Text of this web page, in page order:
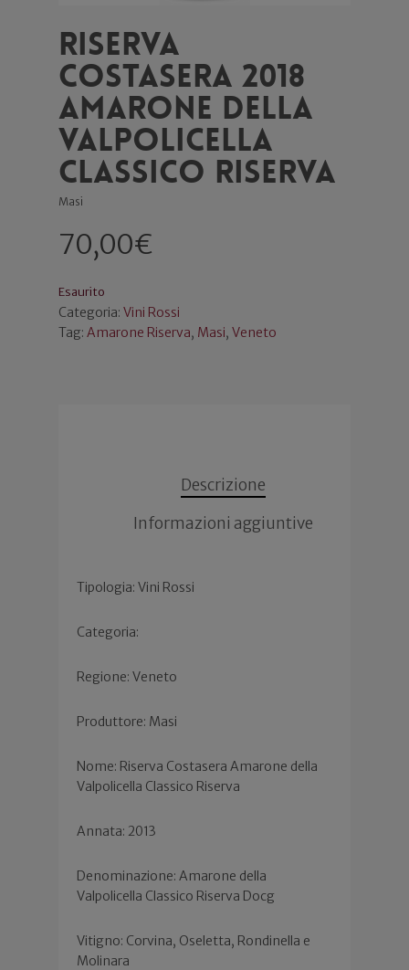
Riserva
Costasera 2018
Amarone della
Valpolicella
Classico Riserva
Masi
70,00€
Esaurito
Categoria: Vini Rossi
Tag: Amarone Riserva, Masi, Veneto
Descrizione
Informazioni aggiuntive
Tipologia: Vini Rossi
Categoria:
Regione: Veneto
Produttore: Masi
Nome: Riserva Costasera Amarone della
Valpolicella Classico Riserva
Annata: 2013
Denominazione: Amarone della
Valpolicella Classico Riserva Docg
Vitigno: Corvina, Oseletta, Rondinella e
Molinara